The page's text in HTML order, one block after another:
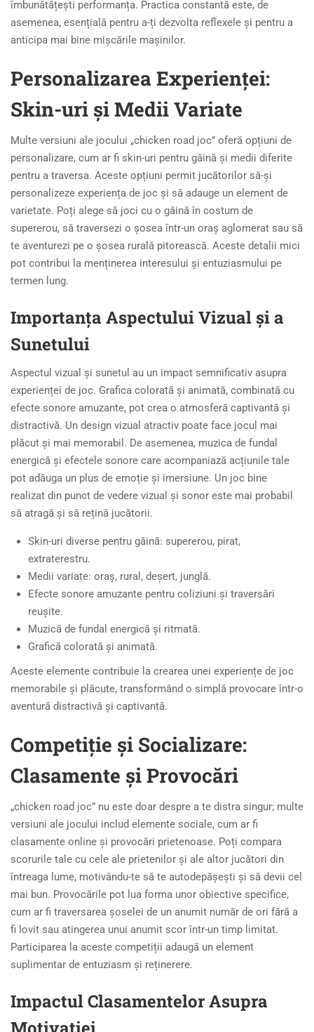
îmbunătățești performanța. Practica constantă este, de
asemenea, esențială pentru a-ți dezvolta reflexele și pentru a
anticipa mai bine mișcările mașinilor.
Personalizarea Experienței:
Skin-uri și Medii Variate
Multe versiuni ale jocului „chicken road joc” oferă opțiuni de
personalizare, cum ar fi skin-uri pentru găină și medii diferite
pentru a traversa. Aceste opțiuni permit jucătorilor să-și
personalizeze experiența de joc și să adauge un element de
varietate. Poți alege să joci cu o găină în costum de
supererou, să traversezi o șosea într-un oraș aglomerat sau să
te aventurezi pe o șosea rurală pitorească. Aceste detalii mici
pot contribui la menținerea interesului și entuziasmului pe
termen lung.
Importanța Aspectului Vizual și a
Sunetului
Aspectul vizual și sunetul au un impact semnificativ asupra
experienței de joc. Grafica colorată și animată, combinată cu
efecte sonore amuzante, pot crea o atmosferă captivantă și
distractivă. Un design vizual atractiv poate face jocul mai
plăcut și mai memorabil. De asemenea, muzica de fundal
energică și efectele sonore care acompaniază acțiunile tale
pot adăuga un plus de emoție și imersiune. Un joc bine
realizat din punct de vedere vizual și sonor este mai probabil
să atragă și să rețină jucătorii.
Skin-uri diverse pentru găină: supererou, pirat,
extraterestru.
Medii variate: oraș, rural, deșert, junglă.
Efecte sonore amuzante pentru coliziuni și traversări
reușite.
Muzică de fundal energică și ritmată.
Grafică colorată și animată.
Aceste elemente contribuie la crearea unei experiențe de joc
memorabile și plăcute, transformând o simplă provocare într-o
aventură distractivă și captivantă.
Competiție și Socializare:
Clasamente și Provocări
„chicken road joc” nu este doar despre a te distra singur; multe
versiuni ale jocului includ elemente sociale, cum ar fi
clasamente online și provocări prietenoase. Poți compara
scorurile tale cu cele ale prietenilor și ale altor jucători din
întreaga lume, motivându-te să te autodepășești și să devii cel
mai bun. Provocările pot lua forma unor obiective specifice,
cum ar fi traversarea șoselei de un anumit număr de ori fără a
fi lovit sau atingerea unui anumit scor într-un timp limitat.
Participarea la aceste competiții adaugă un element
suplimentar de entuziasm și reținerere.
Impactul Clasamentelor Asupra